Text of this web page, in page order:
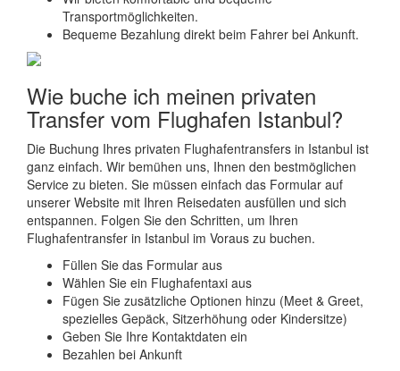
Transportmöglichkeiten.
Bequeme Bezahlung direkt beim Fahrer bei Ankunft.
Wie buche ich meinen privaten
Transfer vom Flughafen Istanbul?
Die Buchung Ihres privaten Flughafentransfers in Istanbul ist
ganz einfach. Wir bemühen uns, Ihnen den bestmöglichen
Service zu bieten. Sie müssen einfach das Formular auf
unserer Website mit Ihren Reisedaten ausfüllen und sich
entspannen. Folgen Sie den Schritten, um Ihren
Flughafentransfer in Istanbul im Voraus zu buchen.
Füllen Sie das Formular aus
Wählen Sie ein Flughafentaxi aus
Fügen Sie zusätzliche Optionen hinzu (Meet & Greet,
spezielles Gepäck, Sitzerhöhung oder Kindersitze)
Geben Sie Ihre Kontaktdaten ein
Bezahlen bei Ankunft